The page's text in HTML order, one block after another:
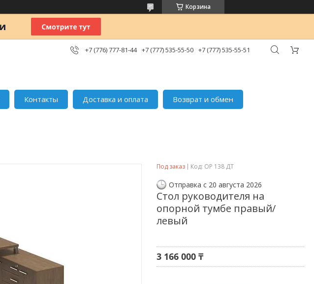
Корзина
+7 (776) 777-81-44 +7 (777) 535-55-50 +7 (777) 535-55-51
Контакты Доставка и оплата Возврат и обмен
Под заказ Код: ОР 138 ДТ
Отправка с 20 августа 2026
Стол руководителя на
опорной тумбе правый/
левый
3 166 000 ₸